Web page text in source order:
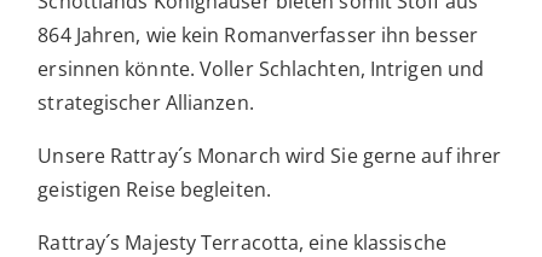
864 Jahren, wie kein Romanverfasser ihn besser
ersinnen könnte. Voller Schlachten, Intrigen und
strategischer Allianzen.
Unsere Rattray´s Monarch wird Sie gerne auf ihrer
geistigen Reise begleiten.
Rattray´s Majesty Terracotta, eine klassische